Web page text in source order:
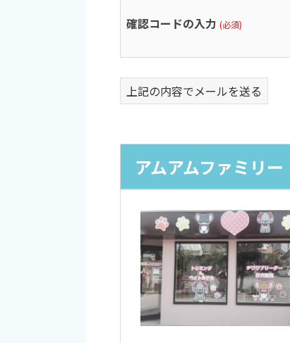
確認コードの入力 (必須)
上記の内容でメールを送る
アムアムファミリー